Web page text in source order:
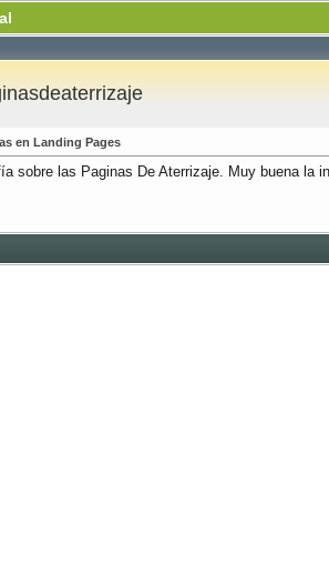
en Landing Pages
sobre las Paginas De Aterrizaje. Muy buena la